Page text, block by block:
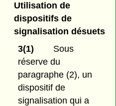
Utilisation de
dispositifs de
signalisation désuets
3(1)
Sous
réserve du
paragraphe (2), un
dispositif de
signalisation qui a